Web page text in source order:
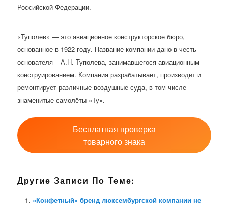
Российской Федерации.
«Туполев» — это авиационное конструкторское бюро,
основанное в 1922 году. Название компании дано в честь
основателя – А.Н. Туполева, занимавшегося авиационным
конструированием. Компания разрабатывает, производит и
ремонтирует различные воздушные суда, в том числе
знаменитые самолёты «Ту».
Бесплатная проверка
товарного знака
Другие Записи По Теме:
«Конфетный» бренд люксембургской компании не